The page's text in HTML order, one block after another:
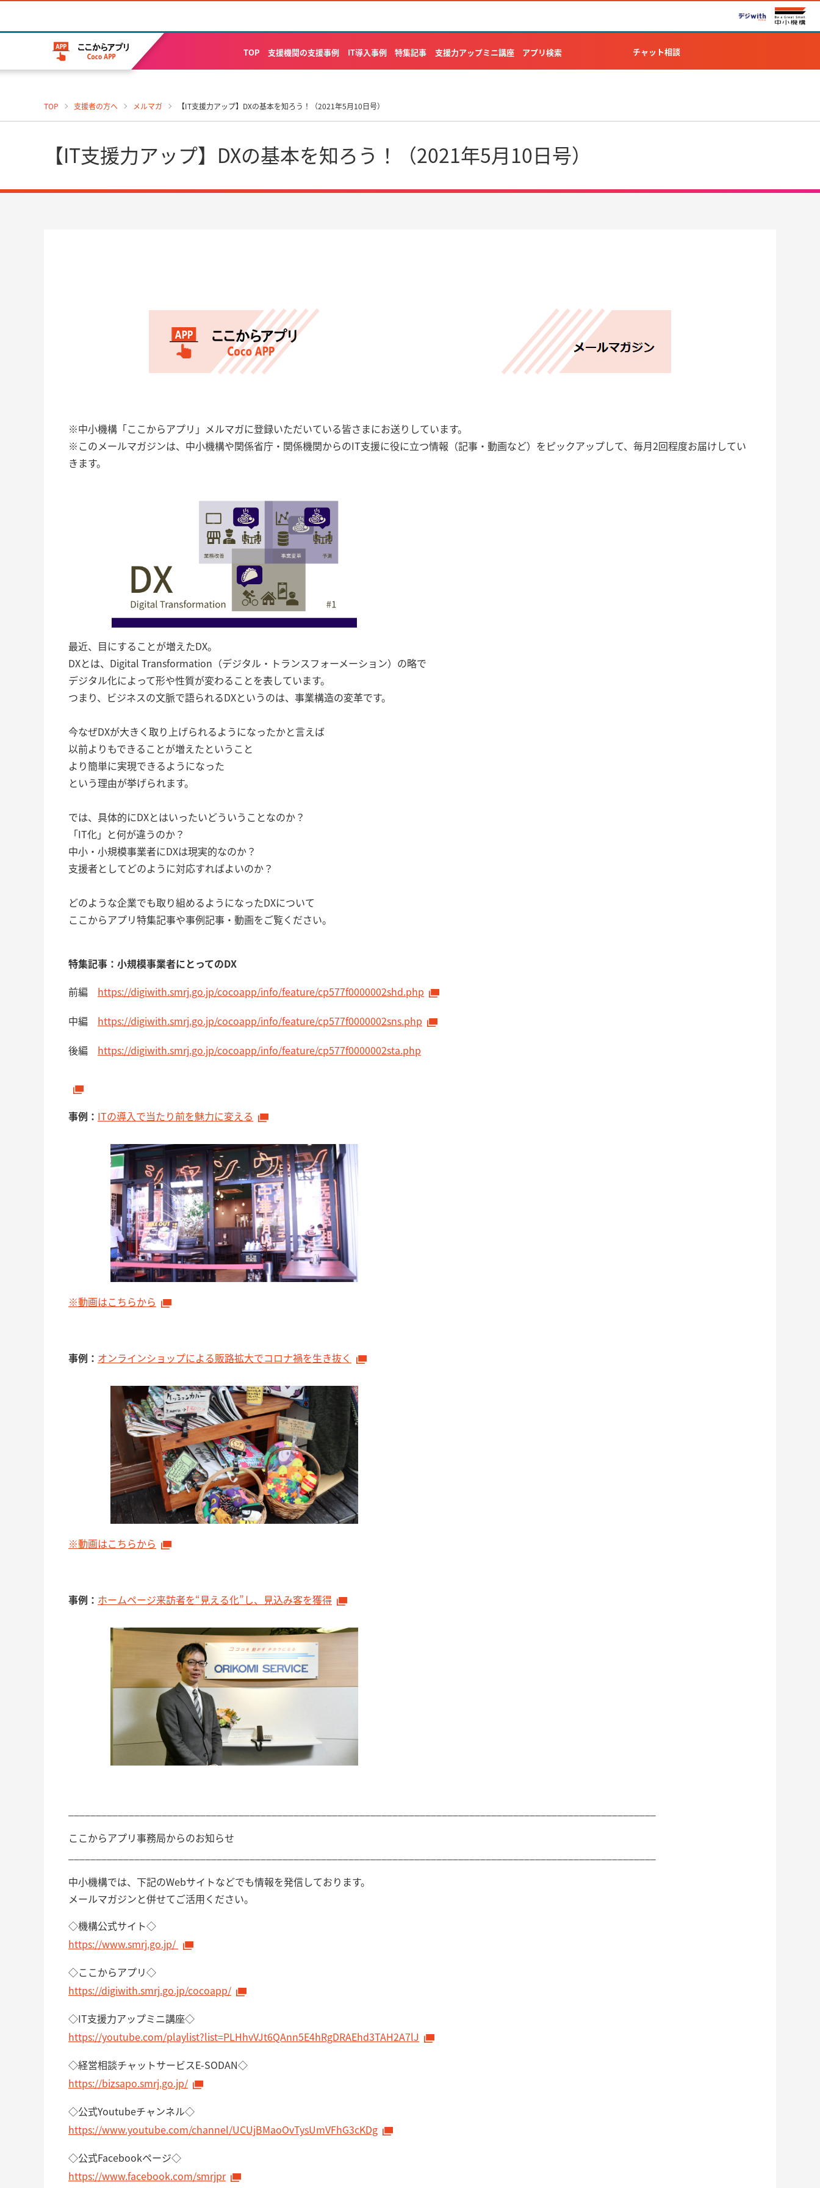
TOP 支援機関の支援事例 IT導入事例 特集記事 支援力アップミニ講座 アプリ検索 チャット相談
TOP 支援者の方へ メルマガ 【IT支援力アップ】DXの基本を知ろう！（2021年5月10日号）
【IT支援力アップ】DXの基本を知ろう！（2021年5月10日号）
※中小機構「ここからアプリ」メルマガに登録いただいている皆さまにお送りしています。
※このメールマガジンは、中小機構や関係省庁・関係機関からのIT支援に役に立つ情報（記事・動画など）をピックアップして、毎月2回程度お届けしてい
きます。
最近、目にすることが増えたDX。
DXとは、Digital Transformation（デジタル・トランスフォーメーション）の略で
デジタル化によって形や性質が変わることを表しています。
つまり、ビジネスの文脈で語られるDXというのは、事業構造の変革です。
今なぜDXが大きく取り上げられるようになったかと言えば
以前よりもできることが増えたということ
より簡単に実現できるようになった
という理由が挙げられます。
では、具体的にDXとはいったいどういうことなのか？
「IT化」と何が違うのか？
中小・小規模事業者にDXは現実的なのか？
支援者としてどのように対応すればよいのか？
どのような企業でも取り組めるようになったDXについて
ここからアプリ特集記事や事例記事・動画をご覧ください。
特集記事：小規模事業者にとってのDX
前編 https://digiwith.smrj.go.jp/cocoapp/info/feature/cp577f0000002shd.php
中編 https://digiwith.smrj.go.jp/cocoapp/info/feature/cp577f0000002sns.php
後編 https://digiwith.smrj.go.jp/cocoapp/info/feature/cp577f0000002sta.php
事例： ITの導入で当たり前を魅力に変える
※動画はこちらから
事例： オンラインショップによる販路拡大でコロナ禍を生き抜く
※動画はこちらから
事例： ホームページ来訪者を“見える化”し、見込み客を獲得
ここからアプリ事務局からのお知らせ
中小機構では、下記のWebサイトなどでも情報を発信しております。
メールマガジンと併せてご活用ください。
◇機構公式サイト◇
https://www.smrj.go.jp/
◇ここからアプリ◇
https://digiwith.smrj.go.jp/cocoapp/
◇IT支援力アップミニ講座◇
https://youtube.com/playlist?list=PLHhvVJt6QAnn5E4hRgDRAEhd3TAH2A7lJ
◇経営相談チャットサービスE-SODAN◇
https://bizsapo.smrj.go.jp/
◇公式Youtubeチャンネル◇
https://www.youtube.com/channel/UCUjBMaoOvTysUmVFhG3cKDg
◇公式Facebookページ◇
https://www.facebook.com/smrjpr